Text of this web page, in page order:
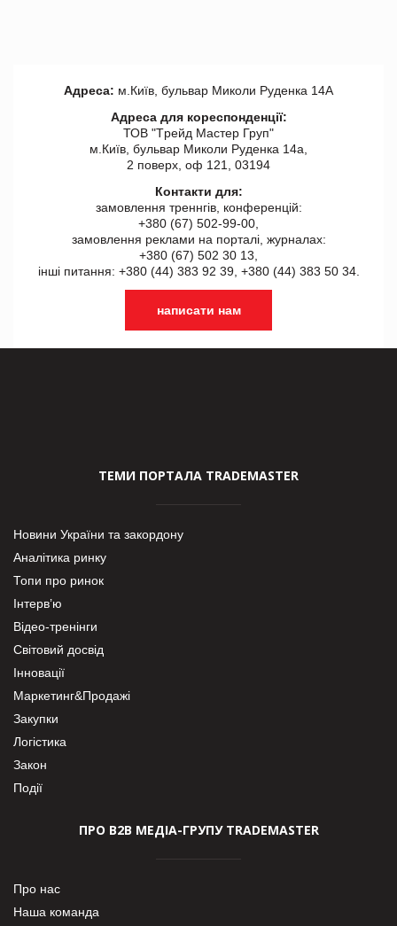
Адреса: м.Київ, бульвар Миколи Руденка 14А
Адреса для кореспонденції:
ТОВ "Tрейд Мастер Груп"
м.Київ, бульвар Миколи Руденка 14а,
2 поверх, оф 121, 03194
Контакти для:
замовлення треннгів, конференцій:
+380 (67) 502-99-00,
замовлення реклами на порталі, журналах:
+380 (67) 502 30 13,
інші питання: +380 (44) 383 92 39, +380 (44) 383 50 34.
написати нам
ТЕМИ ПОРТАЛА TRADEMASTER
Новини України та закордону
Аналітика ринку
Топи про ринок
Інтерв’ю
Відео-тренінги
Світовий досвід
Інновації
Маркетинг&Продажі
Закупки
Логістика
Закон
Події
ПРО В2В МЕДІА-ГРУПУ TRADEMASTER
Про нас
Наша команда